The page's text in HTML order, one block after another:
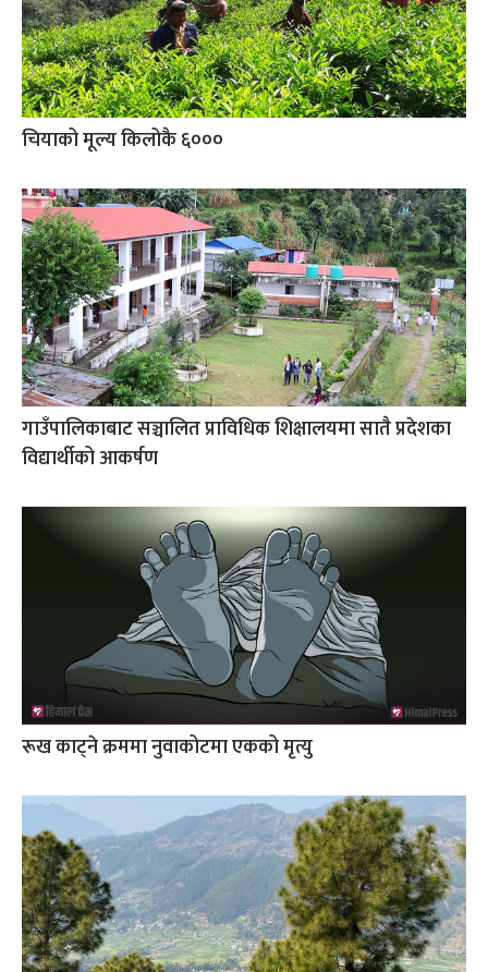
चियाको मूल्य किलोकै ६०००
गाउँपालिकाबाट सञ्चालित प्राविधिक शिक्षालयमा सातै प्रदेशका
विद्यार्थीको आकर्षण
रूख काट्ने क्रममा नुवाकोटमा एकको मृत्यु